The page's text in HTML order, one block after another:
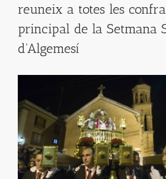
reuneix a totes les
principal de la Setmana
d'Algemesí